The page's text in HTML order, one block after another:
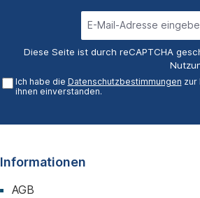
Diese Seite ist durch reCAPTCHA
Ich habe die Datenschutzbestimmungen zur
ihnen einverstanden.
Informationen
AGB